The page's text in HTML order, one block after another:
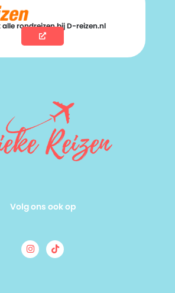
alle rondreizen bij D-reizen.nl
Volg ons ook op